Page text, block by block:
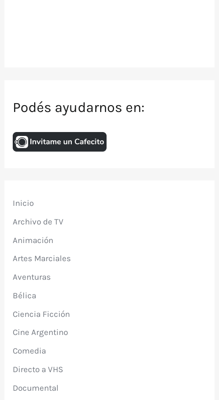
Podés ayudarnos en:
Inicio
Archivo de TV
Animación
Artes Marciales
Aventuras
Bélica
Ciencia Ficción
Cine Argentino
Comedia
Directo a VHS
Documental